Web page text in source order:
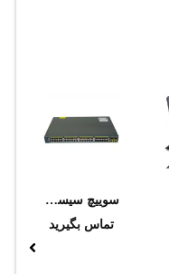
سوييچ سيسکو مدل WS-C2960-48TT-L
تماس بگیرید